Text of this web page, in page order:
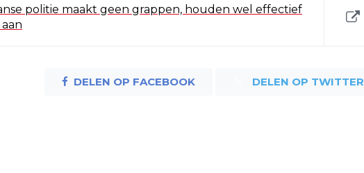
politie maakt geen grappen, houden wel effectief
DELEN OP FACEBOOK DELEN OP TWITTER